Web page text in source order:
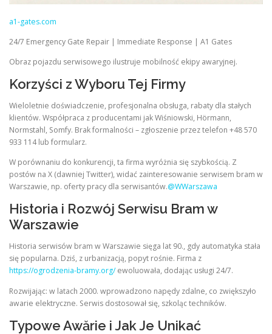
a1-gates.com
24/7 Emergency Gate Repair | Immediate Response | A1 Gates
Obraz pojazdu serwisowego ilustruje mobilność ekipy awaryjnej.
Korzyści z Wyboru Tej Firmy
Wieloletnie doświadczenie, profesjonalna obsługa, rabaty dla stałych
klientów. Współpraca z producentami jak Wiśniowski, Hörmann,
Normstahl, Somfy. Brak formalności – zgłoszenie przez telefon +48 570
933 114 lub formularz.
W porównaniu do konkurencji, ta firma wyróżnia się szybkością. Z
postów na X (dawniej Twitter), widać zainteresowanie serwisem bram w
Warszawie, np. oferty pracy dla serwisantów.@WWarszawa
Historia i Rozwój Serwisu Bram w
Warszawie
Historia serwisów bram w Warszawie sięga lat 90., gdy automatyka stała
się popularna. Dziś, z urbanizacją, popyt rośnie. Firma z
https://ogrodzenia-bramy.org/ewoluowała, dodając usługi 24/7.
Rozwijając: w latach 2000. wprowadzono napędy zdalne, co zwiększyło
awarie elektryczne. Serwis dostosował się, szkoląc techników.
Typowe Awărie i Jak Je Unikać